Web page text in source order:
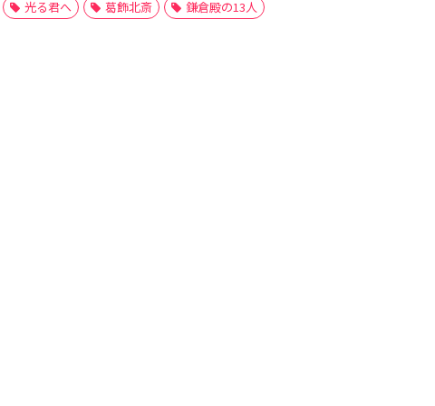
光る君へ 葛飾北斎 鎌倉殿の13人